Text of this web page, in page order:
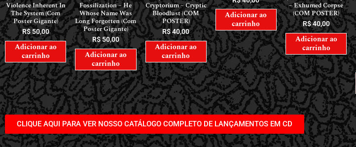
Violence Inherent In
The System (Com
Poster Gigante)
R$50,00
Adicionar ao
carrinho
Fossilization – He
Whose Name Was
Long Forgotten (Com
Poster Gigante)
R$50,00
Adicionar ao
carrinho
Cryptorium – Cryptic
Bloodlust (COM
POSTER)
R$40,00
Adicionar ao
carrinho
Adicionar ao
carrinho
– Exhumed Corpse
(COM POSTER)
R$40,00
Adicionar ao
carrinho
CLIQUE AQUI PARA VER NOSSO CATÁLOGO COMPLETO DE LANÇAMENTOS EM CD